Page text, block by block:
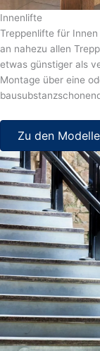
Innenlifte
Treppenlifte für
an nahezu allen
etwas günstiger als
Montage über eine
Zu den